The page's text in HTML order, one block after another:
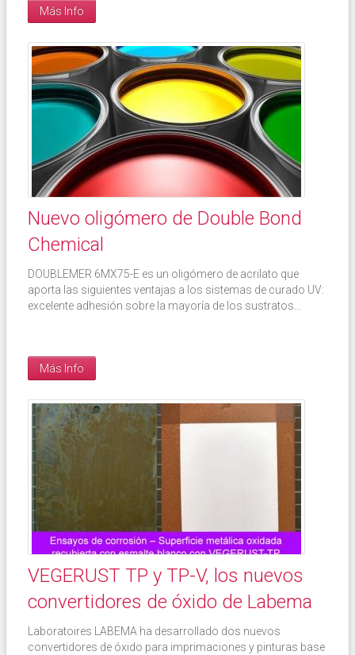
Más Info
Nuevo oligómero de Double Bond
Chemical
DOUBLEMER 6MX75-E es un oligómero de acrilato que
aporta las siguientes ventajas a los sistemas de curado UV:
excelente adhesión sobre la mayoría de los sustratos...
Más Info
VEGERUST TP y TP-V, los nuevos
convertidores de óxido de Labema
Laboratoires LABEMA ha desarrollado dos nuevos
convertidores de óxido para imprimaciones y pinturas base